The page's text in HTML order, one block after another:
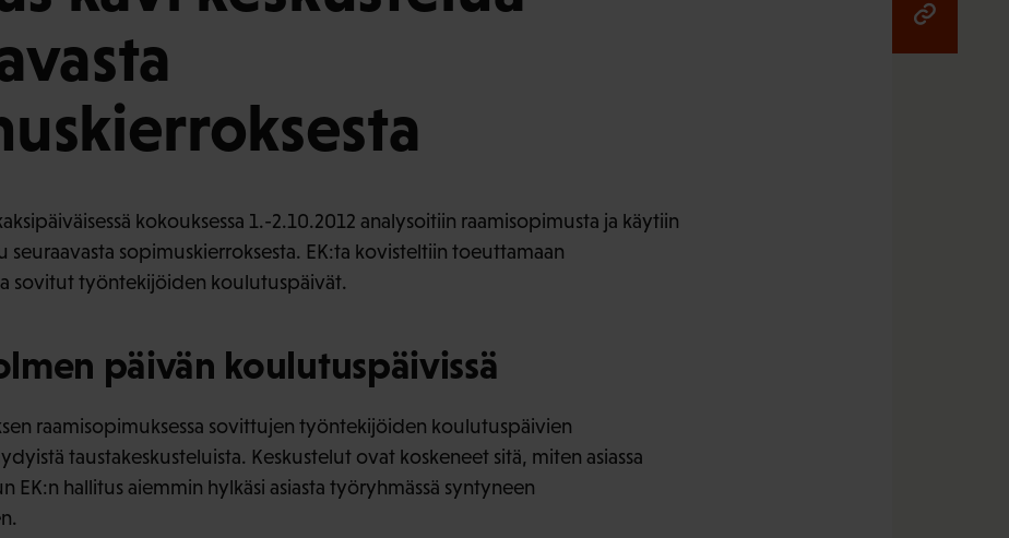
kokouksessa 1.-2.10.2012 analysoitiin raamisopimusta ja käytiin
seuraavasta sopimuskierroksesta. EK:ta kovisteltiin toeuttamaan
sovitut työntekijöiden koulutuspäivät.
päivän koulutuspäivissä
raamisopimuksessa sovittujen työntekijöiden koulutuspäivien
taustakeskusteluista. Keskustelut ovat koskeneet sitä, miten asiassa
EK:n hallitus aiemmin hylkäsi asiasta työryhmässä syntyneen